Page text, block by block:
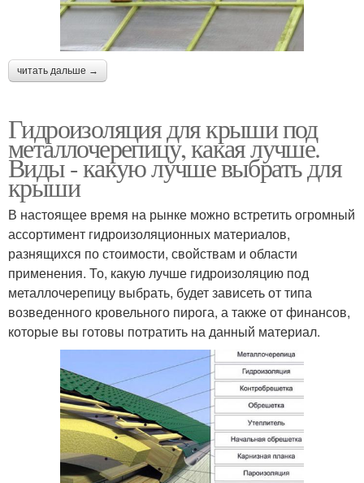
читать дальше →
Гидроизоляция для крыши под
металлочерепицу, какая лучше.
Виды - какую лучше выбрать для
крыши
В настоящее время на рынке можно встретить огромный
ассортимент гидроизоляционных материалов,
разнящихся по стоимости, свойствам и области
применения. То, какую лучше гидроизоляцию под
металлочерепицу выбрать, будет зависеть от типа
возведенного кровельного пирога, а также от финансов,
которые вы готовы потратить на данный материал.